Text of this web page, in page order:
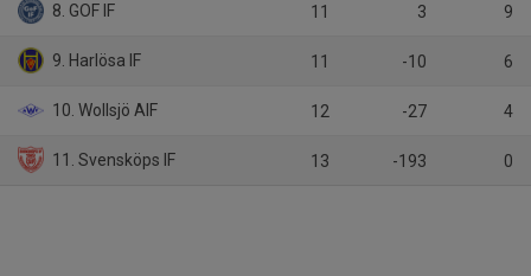
8. GOF IF 11 3 9
9. Harlösa IF 11 -10 6
10. Wollsjö AIF 12 -27 4
11. Svensköps IF 13 -193 0